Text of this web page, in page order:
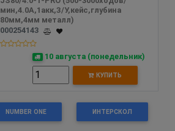
мин,4.0А,1акк,З/У,кейс,глубина
80мм,4мм металл)
000254143
10 августа (понедельник)
КУПИТЬ
NUMBER ONE ИНТЕРСКОЛ